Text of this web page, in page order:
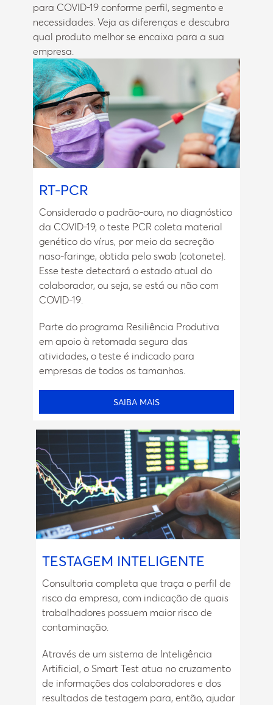
para COVID-19 conforme perfil, segmento e
necessidades. Veja as diferenças e descubra
qual produto melhor se encaixa para a sua
empresa.
RT-PCR
Considerado o padrão-ouro, no diagnóstico
da COVID-19, o teste PCR coleta material
genético do vírus, por meio da secreção
naso-faringe, obtida pelo swab (cotonete).
Esse teste detectará o estado atual do
colaborador, ou seja, se está ou não com
COVID-19.
Parte do programa Resiliência Produtiva
em apoio à retomada segura das
atividades, o teste é indicado para
empresas de todos os tamanhos.
SAIBA MAIS
TESTAGEM INTELIGENTE
Consultoria completa que traça o perfil de
risco da empresa, com indicação de quais
trabalhadores possuem maior risco de
contaminação.
Através de um sistema de Inteligência
Artificial, o Smart Test atua no cruzamento
de informações dos colaboradores e dos
resultados de testagem para, então, ajudar